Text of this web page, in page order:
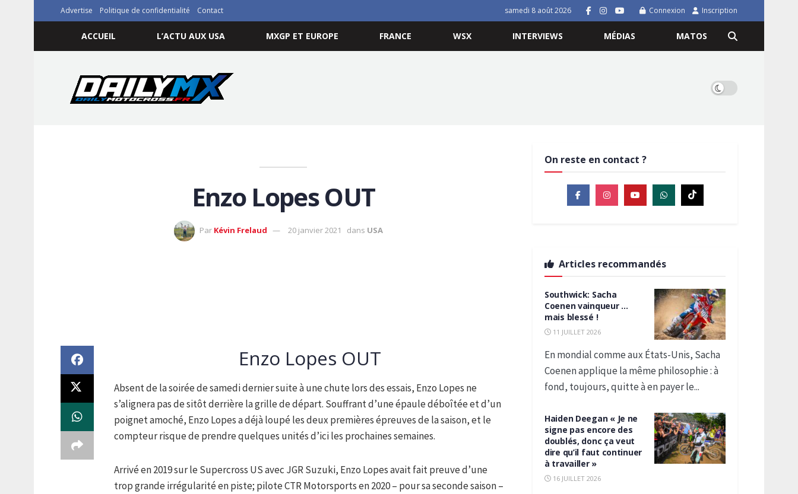
Advertise Politique de confidentialité Contact samedi 8 août 2026 Connexion Inscription
ACCUEIL L’ACTU AUX USA MXGP ET EUROPE FRANCE WSX INTERVIEWS MÉDIAS MATOS
Enzo Lopes OUT
Par Kévin Frelaud 20 janvier 2021 dans USA
Enzo Lopes OUT
Absent de la soirée de samedi dernier suite à une chute lors des essais, Enzo Lopes ne
s’alignera pas de sitôt derrière la grille de départ. Souffrant d’une épaule déboîtée et d’un
poignet amoché, Enzo Lopes a déjà loupé les deux premières épreuves de la saison, et le
compteur risque de prendre quelques unités d’ici les prochaines semaines.
Arrivé en 2019 sur le Supercross US avec JGR Suzuki, Enzo Lopes avait fait preuve d’une
trop grande irrégularité en piste; pilote CTR Motorsports en 2020 – pour sa seconde saison –
On reste en contact ?
Articles recommandés
Southwick: Sacha
Coenen vainqueur …
mais blessé !
11 JUILLET 2026
En mondial comme aux États-Unis, Sacha
Coenen applique la même philosophie : à
fond, toujours, quitte à en payer le...
Haiden Deegan « Je ne
signe pas encore des
doublés, donc ça veut
dire qu’il faut continuer
à travailler »
16 JUILLET 2026